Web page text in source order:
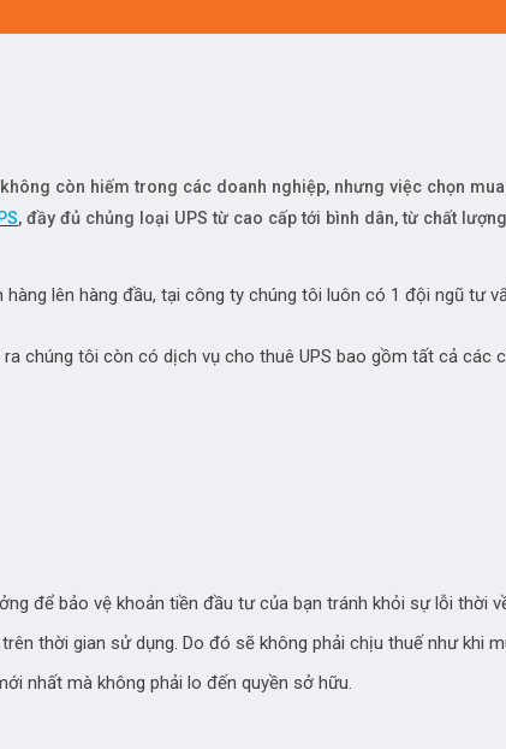
không còn hiếm trong các doanh nghiệp, nhưng việc chọn
, đầy đủ chủng loại UPS từ cao cấp tới bình dân, từ chất
lên hàng đầu, tại công ty chúng tôi luôn có 1 đội ngũ tư
chúng tôi còn có dịch vụ cho thuê UPS bao gồm tất cả các
để bảo vệ khoản tiền đầu tư của bạn tránh khỏi sự lỗi thời
thời gian sử dụng. Do đó sẽ không phải chịu thuế như khi
nhất mà không phải lo đến quyền sở hữu.